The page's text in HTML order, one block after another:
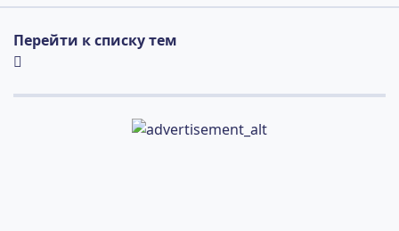
Перейти к списку тем